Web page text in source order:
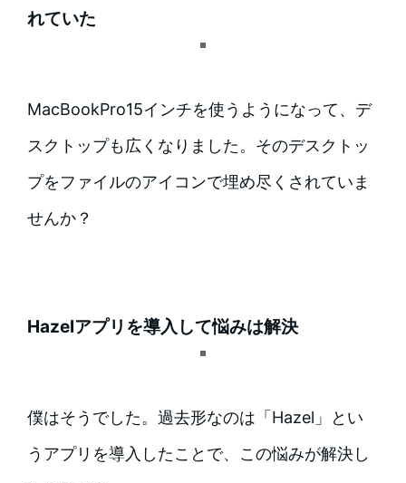
れていた
MacBookPro15インチを使うようになって、デ
スクトップも広くなりました。そのデスクトッ
プをファイルのアイコンで埋め尽くされていま
せんか？
Hazelアプリを導入して悩みは解決
僕はそうでした。過去形なのは「Hazel」とい
うアプリを導入したことで、この悩みが解決し